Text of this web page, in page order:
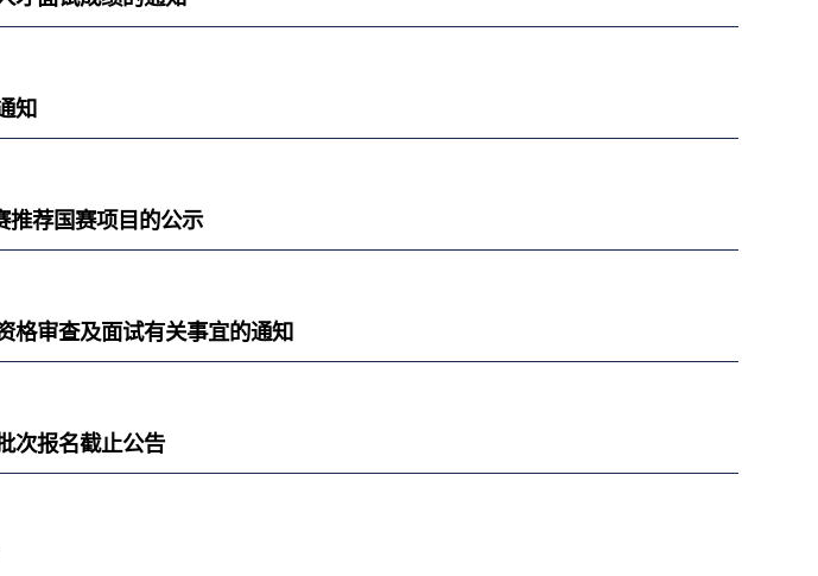
知
推荐国赛项目的公示
格审查及面试有关事宜的通知
次报名截止公告